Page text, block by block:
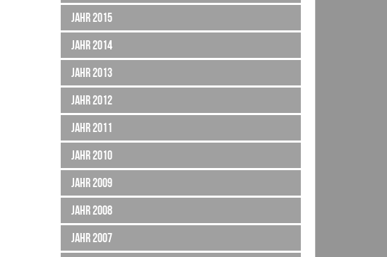
Jahr 2015
Jahr 2014
Jahr 2013
Jahr 2012
Jahr 2011
Jahr 2010
Jahr 2009
Jahr 2008
Jahr 2007